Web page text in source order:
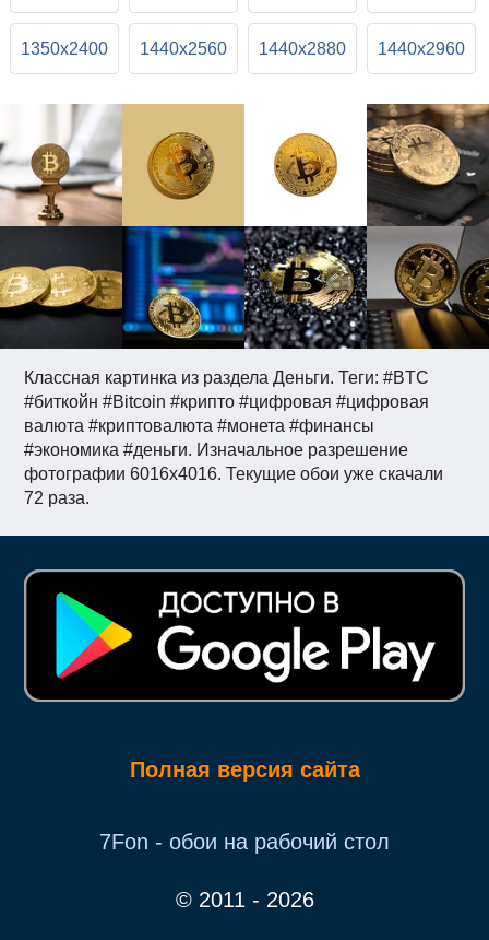
Классная картинка из раздела Деньги. Теги: #BTC
#биткойн #Bitcoin #крипто #цифровая #цифровая
валюта #криптовалюта #монета #финансы
#экономика #деньги. Изначальное разрешение
фотографии 6016x4016. Текущие обои уже скачали
72 раза.
1350x2400 1440x2560 1440x2880 1440x2960
Полная версия сайта
7Fon - обои на рабочий стол
© 2011 - 2026